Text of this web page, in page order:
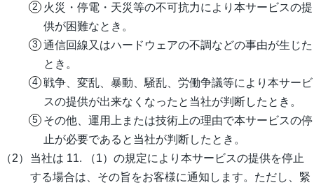
火災・停電・天災等の不可抗力により本サービスの提
供が困難なとき。
通信回線又はハードウェアの不調などの事由が生じた
とき。
戦争、変乱、暴動、騒乱、労働争議等により本サービ
スの提供が出来なくなったと当社が判断したとき。
その他、運用上または技術上の理由で本サービスの停
止が必要であると当社が判断したとき。
当社は 11. （1）の規定により本サービスの提供を停止
する場合は、その旨をお客様に通知します。ただし、緊